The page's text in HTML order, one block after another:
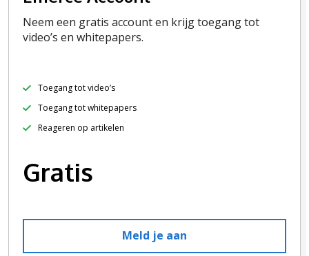
Neem een gratis account en krijg toegang tot
video’s en whitepapers.
Toegang tot video’s
Toegang tot whitepapers
Reageren op artikelen
Gratis
Meld je aan